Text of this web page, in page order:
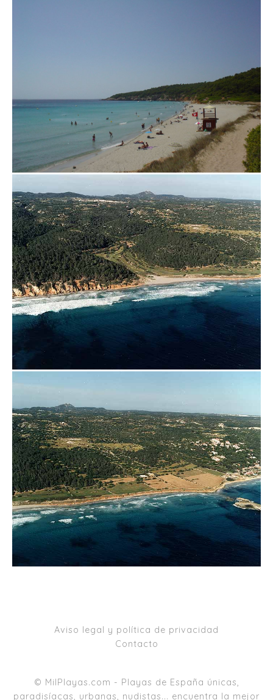
Aviso legal y política de privacidad
Contacto
© MilPlayas.com - Playas de España únicas,
paradisíacas, urbanas, nudistas... encuentra la mejor